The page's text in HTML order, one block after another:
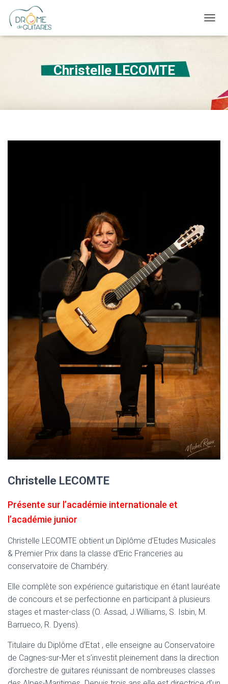
Christelle LECOMTE
Christelle LECOMTE
Présente sur l’académie internationale et
l’académie junior
Christelle LECOMTE obtient un Diplôme d’Etudes Musicales
& Premier Prix dans la classe d’Eric Franceries au
conservatoire de Chambéry.
Elle complète son expérience guitaristique en étant lauréate
de concours et se perfectionne en participant à plusieurs
stages et master-class (O. Assad, J.Williams, S. Isbin, M.
Barrueco, R. Dyens).
Titulaire du Diplôme d’Etat , elle enseigne au Conservatoire
de Cagnes-sur-Mer et s’investit pleinement dans la direction
d’orchestre de guitares réunissant de nombreuses classes